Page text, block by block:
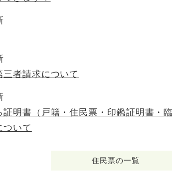
者請求について
証明書（戸籍・住民票・印鑑証明書・臨
ついて
住民票の一覧